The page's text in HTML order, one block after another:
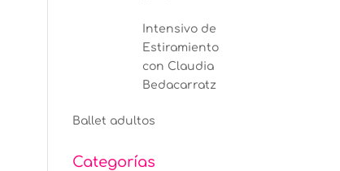
Intensivo de
Estiramiento
con Claudia
Bedacarratz
Ballet adultos
Categorías